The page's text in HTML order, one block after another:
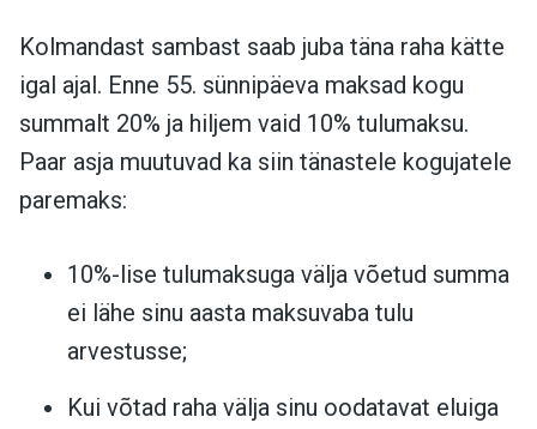
Kolmandast sambast saab juba täna raha kätte
igal ajal. Enne 55. sünnipäeva maksad kogu
summalt 20% ja hiljem vaid 10% tulumaksu.
Paar asja muutuvad ka siin tänastele kogujatele
paremaks:
10%-lise tulumaksuga välja võetud summa
ei lähe sinu aasta maksuvaba tulu
arvestusse;
Kui võtad raha välja sinu oodatavat eluiga